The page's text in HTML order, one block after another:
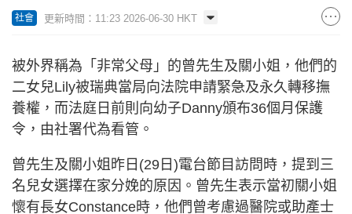
社會 更新時間：11:23 2026-06-30 HKT
被外界稱為「非常父母」的曾先生及關小姐，他們的
二女兒Lily被瑞典當局向法院申請緊急及永久轉移撫
養權，而法庭日前則向幼子Danny頒布36個月保護
令，由社署代為看管。
曾先生及關小姐昨日(29日)電台節目訪問時，提到三
名兒女選擇在家分娩的原因。曾先生表示當初關小姐
懷有長女Constance時，他們曾考慮過醫院或助產士